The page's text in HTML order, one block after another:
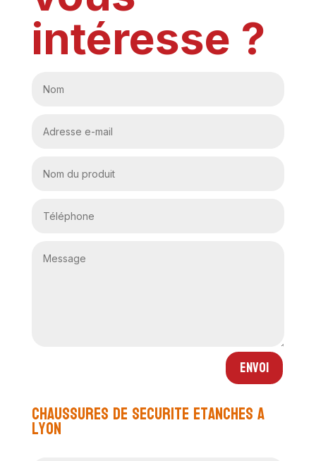
intéresse ?
Envoi
Chaussures de securite etanches a
Lyon